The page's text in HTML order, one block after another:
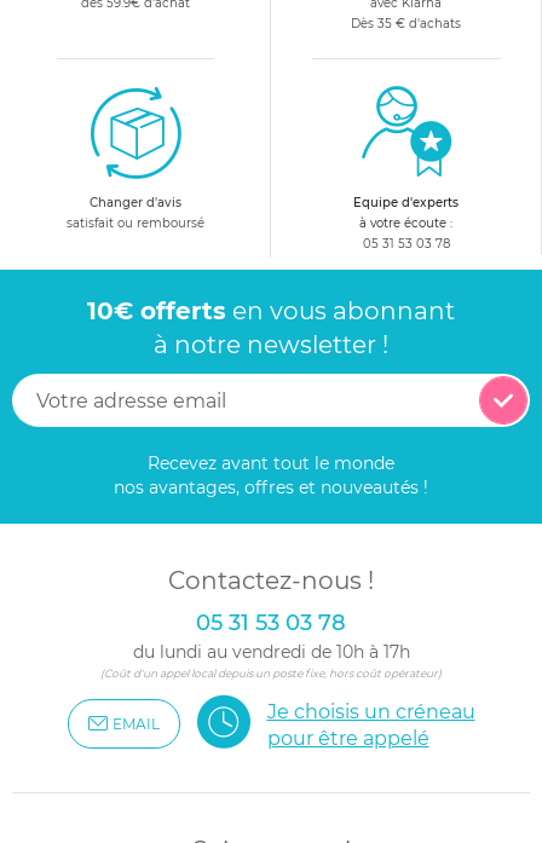
Dès 35 € d'achats
Changer d'avis
satisfait ou remboursé
Equipe d'experts
à votre écoute :
05 31 53 03 78
10€ offerts en vous abonnant
à notre newsletter !
Recevez avant tout le monde
nos avantages, offres et nouveautés !
Contactez-nous !
05 31 53 03 78
du lundi au vendredi de 10h à 17h
(Coût d'un appel local depuis un poste fixe, hors coût opérateur)
EMAIL
Je choisis un créneau
pour être appelé